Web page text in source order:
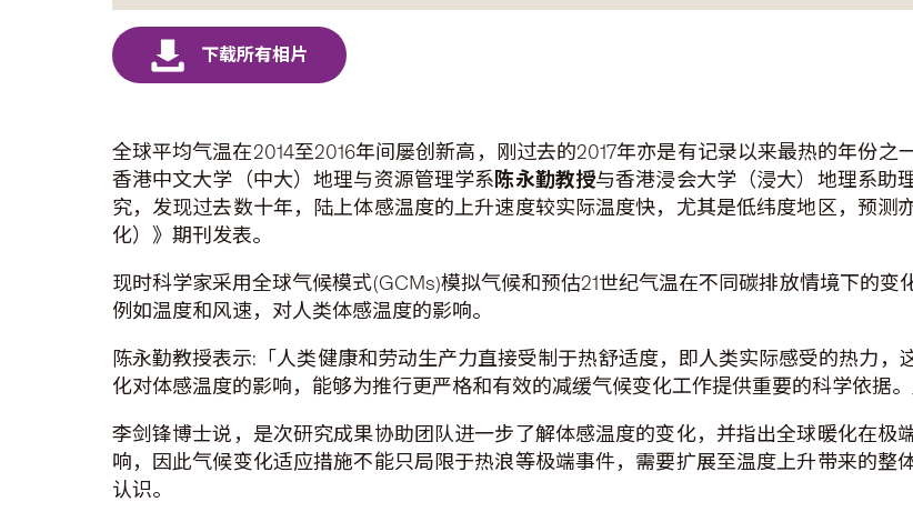
全球平均气温在2014至2016年间屡创新高，刚过去的2017年亦是有记录以来最热的年份之
香港中文大学（中大）地理与资源管理学系陈永勤教授与香港浸会大学（浸大）地理系助
究，发现过去数十年，陆上体感温度的上升速度较实际温度快，尤其是低纬度地区，预测
化）》期刊发表。
现时科学家采用全球气候模式(GCMs)模拟气候和预估21世纪气温在不同碳排放情境下的变
例如温度和风速，对人类体感温度的影响。
陈永勤教授表示:「人类健康和劳动生产力直接受制于热舒适度，即人类实际感受的热力
化对体感温度的影响，能够为推行更严格和有效的减缓气候变化工作提供重要的科学依据。
李剑锋博士说，是次研究成果协助团队进一步了解体感温度的变化，并指出全球暖化在极
响，因此气候变化适应措施不能只局限于热浪等极端事件，需要扩展至温度上升带来的
认识。